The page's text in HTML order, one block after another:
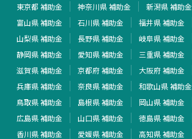
東京都 補助金
神奈川県 補助金
新潟県 補助金
富山県 補助金
石川県 補助金
福井県 補助金
山梨県 補助金
長野県 補助金
岐阜県 補助金
静岡県 補助金
愛知県 補助金
三重県 補助金
滋賀県 補助金
京都府 補助金
大阪府 補助金
兵庫県 補助金
奈良県 補助金
和歌山県 補助金
鳥取県 補助金
島根県 補助金
岡山県 補助金
広島県 補助金
山口県 補助金
徳島県 補助金
香川県 補助金
愛媛県 補助金
高知県 補助金